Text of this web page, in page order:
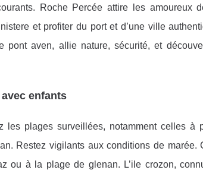
Roche Percée attire les amoureux
et profiter du port et d’une ville
aven, allie nature, sécurité, et
enfants
les plages surveillées, notamment celles à
Restez vigilants aux conditions de marée.
ou à la plage de glenan. L’ile crozon,